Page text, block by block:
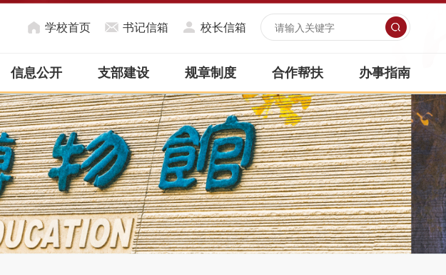
学校首页 书记信箱 校长信箱
信息公开 支部建设 规章制度 合作帮扶 办事指南